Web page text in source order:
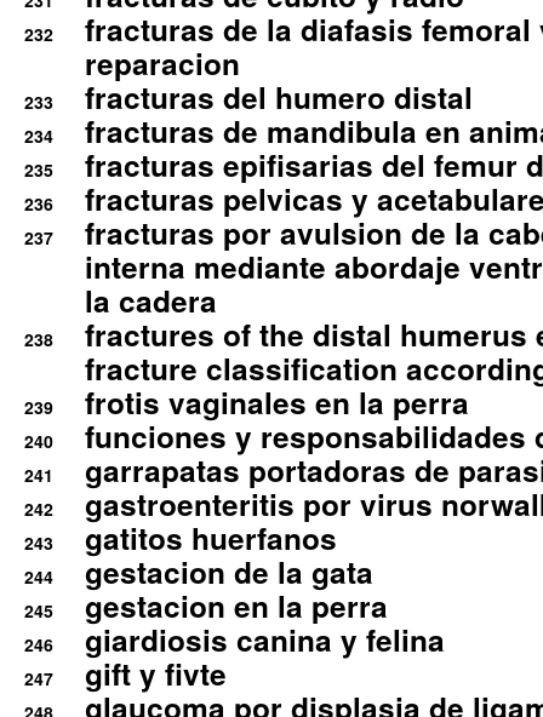
232
fracturas de la diafasis
reparacion
233 fracturas del humero distal
234 fracturas de mandibula en
235 fracturas epifisarias del femur
236 fracturas pelvicas y
237
fracturas por avulsion de la
interna mediante abordaje
la cadera
238
fractures of the distal humerus
fracture classification
239 frotis vaginales en la perra
240 funciones y responsabilidades
241 garrapatas portadoras de
242 gastroenteritis por virus
243 gatitos huerfanos
244 gestacion de la gata
245 gestacion en la perra
246 giardiosis canina y felina
247 gift y fivte
glaucoma por displasia de